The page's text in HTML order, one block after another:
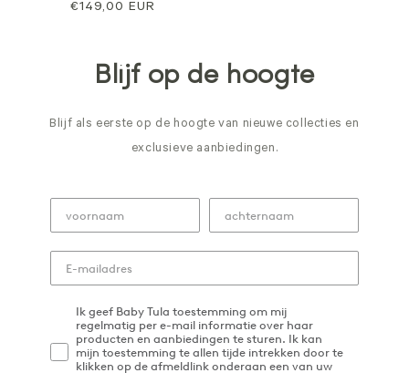
Normale
€149,00 EUR
Blijf op de hoogte
Blijf als eerste op de hoogte van nieuwe collecties en
exclusieve aanbiedingen.
Ik geef Baby Tula toestemming om mij
regelmatig per e-mail informatie over haar
producten en aanbiedingen te sturen. Ik kan
mijn toestemming te allen tijde intrekken door te
klikken op de afmeldlink onderaan een van uw